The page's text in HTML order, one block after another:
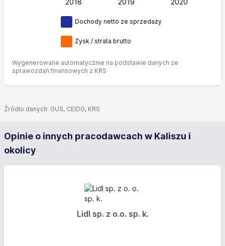
L
2018 2019 2020
Dochody netto ze sprzedaży
Zysk / strata brutto
Wygenerowane automatycznie na podstawie danych ze
sprawozdań finansowych z KRS
Źródło danych: GUS, CEIDG, KRS
Opinie o innych pracodawcach w Kaliszu i
okolicy
Lidl sp. z o.o. sp. k.